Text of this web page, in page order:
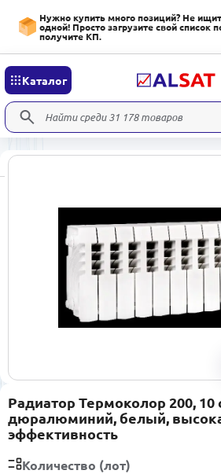
Нужно купить много позиций? Не
одной! Просто загрузите свой список
получите КП.
Каталог
Радиатор Термоколор 200, 10
дюралюминий, белый,
эффективность
Количество (лот)